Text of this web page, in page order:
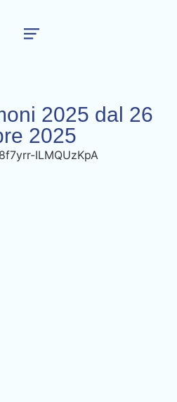
2025 dal 26
2025